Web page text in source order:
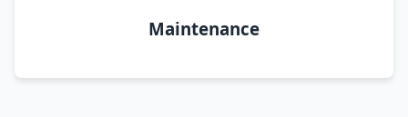
Maintenance